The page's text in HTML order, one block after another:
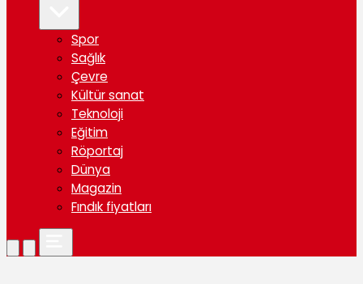
Spor
Sağlık
Çevre
Kültür sanat
Teknoloji
Eğitim
Röportaj
Dünya
Magazin
Fındık fiyatları